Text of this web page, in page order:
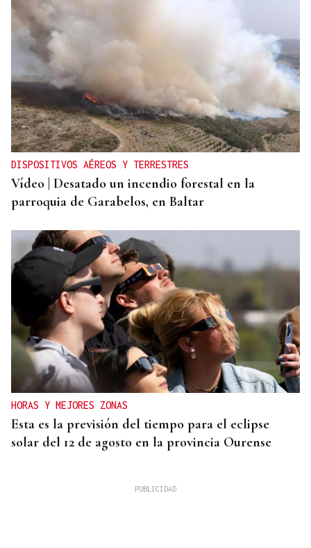
DISPOSITIVOS AÉREOS Y TERRESTRES
Vídeo | Desatado un incendio forestal en la
parroquia de Garabelos, en Baltar
HORAS Y MEJORES ZONAS
Esta es la previsión del tiempo para el eclipse
solar del 12 de agosto en la provincia Ourense